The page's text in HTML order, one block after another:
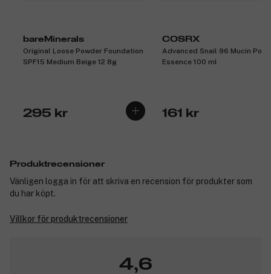
bareMinerals
Original Loose Powder Foundation
SPF15 Medium Beige 12 8g
295 kr
COSRX
Advanced Snail 96 Mucin
Essence 100 ml
161 kr
Produktrecensioner
Vänligen logga in för att skriva en recension för produkter som
du har köpt.
Villkor för produktrecensioner
4,6